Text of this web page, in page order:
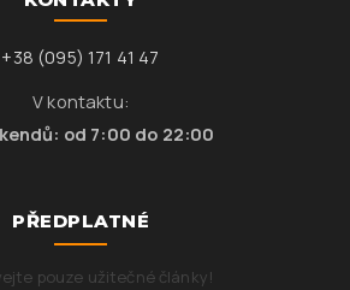
+38 (095) 171 41 47
V kontaktu:
od 7:00 do 22:00
PŘEDPLATNÉ
pouze užitečné články!